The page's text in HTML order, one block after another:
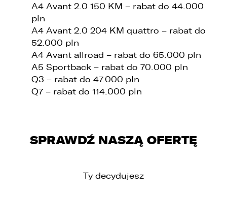
A4 Avant 2.0 150 KM – rabat do 44.000
pln
A4 Avant 2.0 204 KM quattro – rabat do
52.000 pln
A4 Avant allroad – rabat do 65.000 pln
A5 Sportback – rabat do 70.000 pln
Q3 – rabat do 47.000 pln
Q7 – rabat do 114.000 pln
SPRAWDŹ NASZĄ OFERTĘ
Ty decydujesz
prawa,
2. osoby upoważnione przez Administratora do
przetwarzania danych w ramach wykonywania
swoich obowiązków służbowych,
3. podmioty, którym Administrator zleca
wykonanie czynności, z którymi wiąże się
konieczność przetwarzania danych (podmioty
zgody.
ich sprostowania, usunięcia lub ograniczenia